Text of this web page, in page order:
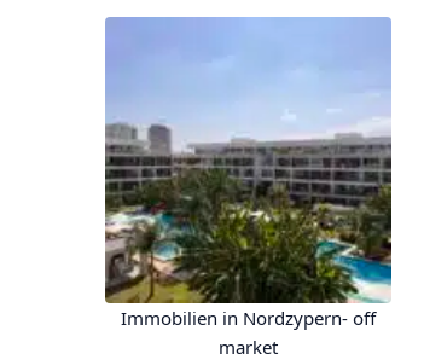
Immobilien in Nordzypern- off
market